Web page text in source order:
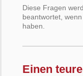
Diese Fragen
beantwortet,
haben.
Einen